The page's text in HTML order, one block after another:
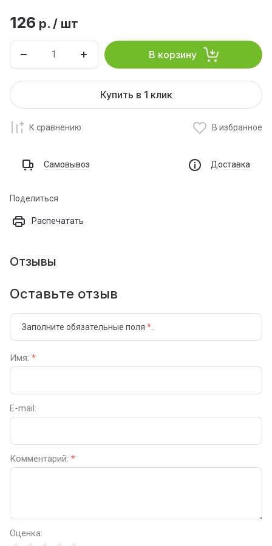
126 р. / шт
В корзину
Купить в 1 клик
К сравнению В избранное
Самовывоз Доставка
Поделиться
Распечатать
Отзывы
Оставьте отзыв
Заполните обязательные поля *
Имя: *
E-mail:
Комментарий: *
Оценка: